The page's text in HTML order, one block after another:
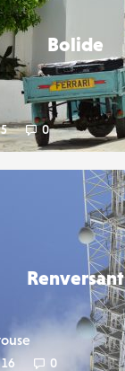
Bolide
5 0
Renversant
16 0